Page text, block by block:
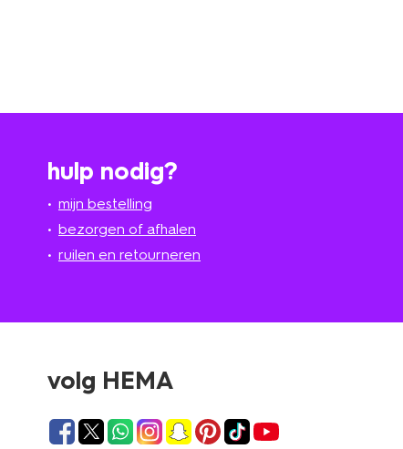
hulp nodig?
mijn bestelling
bezorgen of afhalen
ruilen en retourneren
volg HEMA